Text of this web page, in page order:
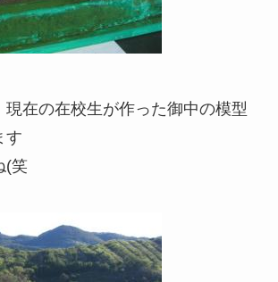
現在の在校生が作った御中の模型
す
(笑